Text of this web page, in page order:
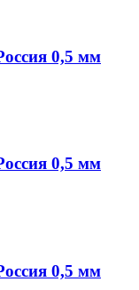
0,5 мм
0,5 мм
0,5 мм